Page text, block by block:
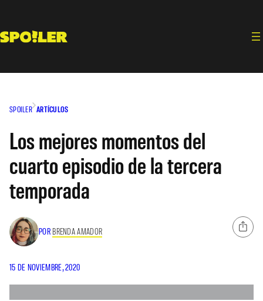
contenido
SPOILER ARTÍCULOS
Los mejores momentos del
cuarto episodio de la tercera
temporada
POR BRENDA AMADOR
15 DE NOVIEMBRE, 2020